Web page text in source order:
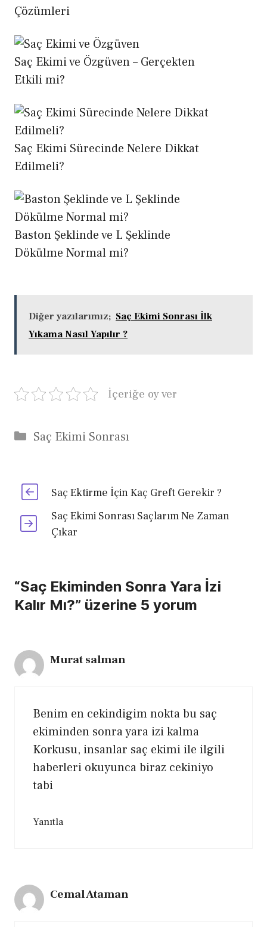
Çözümleri
Saç Ekimi ve Özgüven – Gerçekten
Etkili mi?
Saç Ekimi Sürecinde Nelere Dikkat
Edilmeli?
Baston Şeklinde ve L Şeklinde
Dökülme Normal mi?
Diğer yazılarımız; Saç Ekimi Sonrası İlk
Yıkama Nasıl Yapılır ?
İçeriğe oy ver
Kategoriler
Saç Ekimi Sonrası
Saç Ektirme İçin Kaç Greft Gerekir ?
Saç Ekimi Sonrası Saçlarım Ne Zaman
Çıkar
“Saç Ekiminden Sonra Yara İzi
Kalır Mı?” üzerine 5 yorum
Murat salman
Benim en cekindigim nokta bu saç
ekiminden sonra yara izi kalma
Korkusu, insanlar saç ekimi ile ilgili
haberleri okuyunca biraz cekiniyo
tabi
Yanıtla
Cemal Ataman